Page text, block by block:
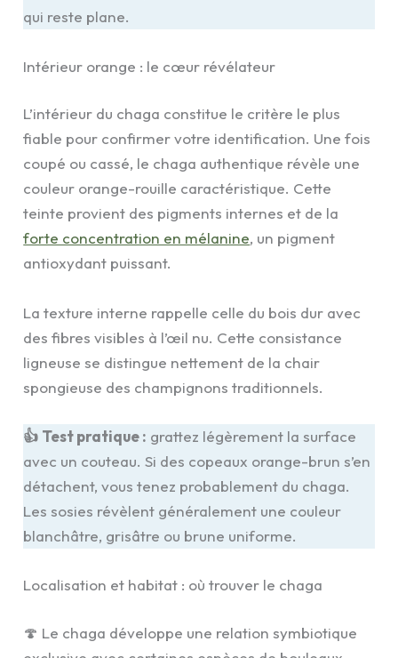
qui reste plane.
Intérieur orange : le cœur révélateur
L’intérieur du chaga constitue le critère le plus
fiable pour confirmer votre identification. Une fois
coupé ou cassé, le chaga authentique révèle une
couleur orange-rouille caractéristique. Cette
teinte provient des pigments internes et de la
forte concentration en mélanine, un pigment
antioxydant puissant.
La texture interne rappelle celle du bois dur avec
des fibres visibles à l’œil nu. Cette consistance
ligneuse se distingue nettement de la chair
spongieuse des champignons traditionnels.
👍 Test pratique : grattez légèrement la surface
avec un couteau. Si des copeaux orange-brun s’en
détachent, vous tenez probablement du chaga.
Les sosies révèlent généralement une couleur
blanchâtre, grisâtre ou brune uniforme.
Localisation et habitat : où trouver le chaga
🍄 Le chaga développe une relation symbiotique